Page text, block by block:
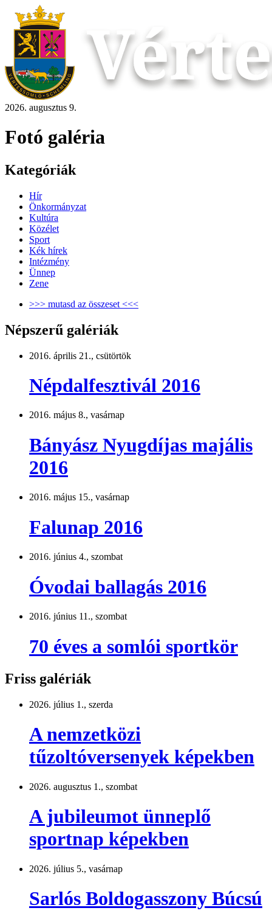
2026. augusztus 9.
Fotó galéria
Kategóriák
Hír
Önkormányzat
Kultúra
Közélet
Sport
Kék hírek
Intézmény
Ünnep
Zene
>>> mutasd az összeset <<<
Népszerű galériák
2016. április 21., csütörtök
Népdalfesztivál 2016
2016. május 8., vasárnap
Bányász Nyugdíjas majális
2016
2016. május 15., vasárnap
Falunap 2016
2016. június 4., szombat
Óvodai ballagás 2016
2016. június 11., szombat
70 éves a somlói sportkör
Friss galériák
2026. július 1., szerda
A nemzetközi
tűzoltóversenyek képekben
2026. augusztus 1., szombat
A jubileumot ünneplő
sportnap képekben
2026. július 5., vasárnap
Sarlós Boldogasszony Búcsú